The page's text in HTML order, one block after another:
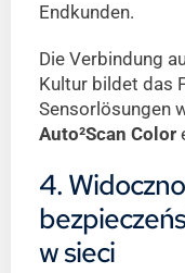
Endkunden.
Die Verbindung
Kultur bildet das
Sensorlösungen
Auto²Scan Color
4.
w sieci